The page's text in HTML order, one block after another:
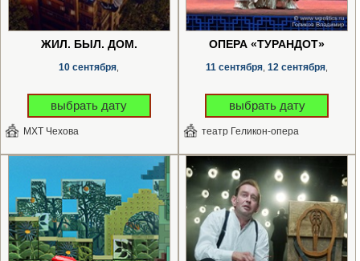
ЖИЛ. БЫЛ. ДОМ.
10 сентября
выбрать дату
МХТ Чехова
ОПЕРА «ТУРАНДОТ»
11 сентября 12 сентября
выбрать дату
театр Геликон-опера